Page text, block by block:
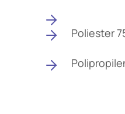
Poliester